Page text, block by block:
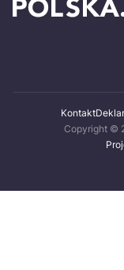
Kontakt
Copyright ©